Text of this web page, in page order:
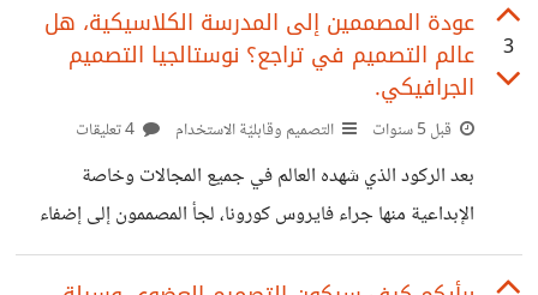
الكتابة، التنسيق و غيرها من العناصر، لكن ما يشترك في أغلبية
(الرفع من شدة الألوان مع عدم الخروج عن اللون الأساسي) و
يقدم المصممون عدة تبريرات لهذا النوع من التعديل لعل أبرزها
تطور شاشات العرض و قدرتها على تقديم تفاصيل دقيقة من بينها
الاختلاف في الالوان، فوجب
3
عودة المصممين إلى المدرسة الكلاسيكية، هل
عالم التصميم في تراجع؟ نوستالجيا التصميم
الجرافيكي.
قبل 5 سنوات التصميم وقابليّة الاستخدام
بعد الركود الذي شهده العالم في جميع المجالات وخاصة
الإبداعية منها جراء فايروس كورونا، لجأ المصممون إلى إضفاء
جرعة من النوستالجيا إلى أعمالهم مبررين ذلك بالمقولة الشهيرة